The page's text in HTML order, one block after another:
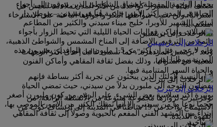
يجعلها الوجهة المفضلة لعشاق الشواطئ الذين يتوقون إلى أجواء
الحياة في المدن. أكثر الأمور جاذبية هنا هي سيدني – موطن دار
سيدني الشهير للأوبرا، خليج ميناء سيدني والكثير من المطاعم
والصالات وأماكن فعاليات الحياة الليلية التي تحيط الزوار بأجواء
دائمة من الترفيه. بالإضافة إلى المناخ المشمس والشواطئ الذهبية،
فإنه لا عجب في أن أكثر من 1.5 مليون من الوافدين يعتبرون هذه
المدينة موطناً لهم.
أما بالنسبة لأولئك الذين يبحثون عن تجربة أكثر بساطة فإنهم
يفضلون التوجه الى ملبورن بدلاً من سيدني، حيث تمضي الحياة
بوتيرة أكثر سلاسة بعض الشيء. على الرغم من كون ملبورن أصغر
حجماً نوعا ما من سيدني، إلا أنها تمتلك الكثير من الأمور الموصى بها،
ابتداءً من المشهد الفني المفعم بالحيوية وصولاً إلى ثقافة المقاهي
الصاخبة.
تصنف أديليد باستمرار كواحدة من أكثر المدن ملاءمة للعيش في
أستراليا، ولن تخيب شواطئها البكر وأجواؤها الباعثة على الاسترخاء
أملكم أبدا.
الرحلات إلى بريسبين
وتعد "بريسبن المزدهرة"، كما تسمى غالبا، إحدى أكثر الوجهات
شعبية في أستراليا، وذلك بفضل ثقافة المقاهي وأماكن الفنون
والحياة السهر المتنامية فيها.
الرحلات إلى بيرث
توفر بيرث لزوارها مجموعة متنوعة من الأنشطة الرائعة، من
الاستمتاع بواحد من 19 شاطئا في المدينة إلى ارتشاف كوب من
القهوة اللذيذة.